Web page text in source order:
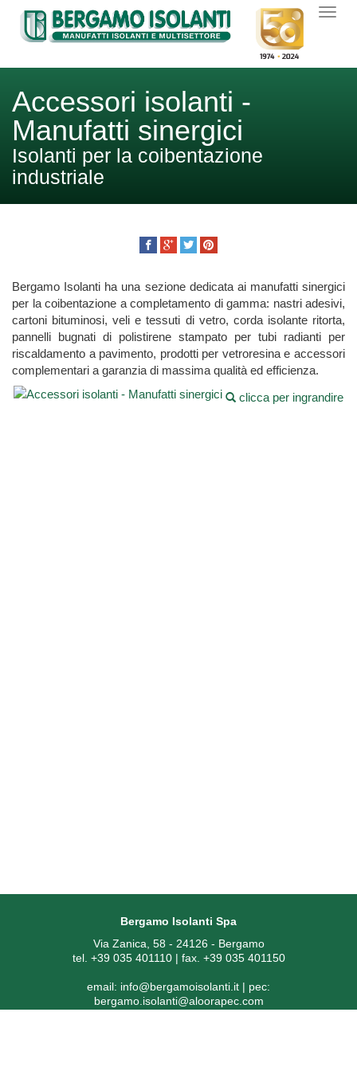
Accessori isolanti -
Manufatti sinergici
Isolanti per la coibentazione
industriale
Bergamo Isolanti ha una sezione dedicata ai manufatti sinergici
per la coibentazione a completamento di gamma: nastri adesivi,
cartoni bituminosi, veli e tessuti di vetro, corda isolante ritorta,
pannelli bugnati di polistirene stampato per tubi radianti per
riscaldamento a pavimento, prodotti per vetroresina e accessori
complementari a garanzia di massima qualità ed efficienza.
clicca per ingrandire
Bergamo Isolanti Spa
Via Zanica, 58 - 24126 - Bergamo
tel. +39 035 401110 | fax. +39 035 401150
email: info@bergamoisolanti.it | pec:
bergamo.isolanti@aloorapec.com